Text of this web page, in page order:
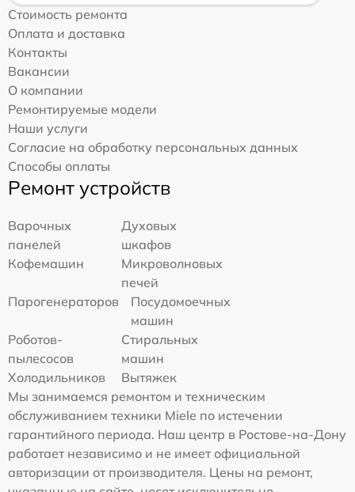
Стоимость ремонта
Оплата и доставка
Контакты
Вакансии
О компании
Ремонтируемые модели
Наши услуги
Согласие на обработку персональных данных
Способы оплаты
Ремонт устройств
Варочных
панелей
Духовых
шкафов
Кофемашин
Микроволновых
печей
Парогенераторов
Посудомоечных
машин
Роботов-
пылесосов
Стиральных
машин
Холодильников
Вытяжек
Мы занимаемся ремонтом и техническим
обслуживанием техники Miele по истечении
гарантийного периода. Наш центр в Ростове-на-Дону
работает независимо и не имеет официальной
авторизации от производителя. Цены на ремонт,